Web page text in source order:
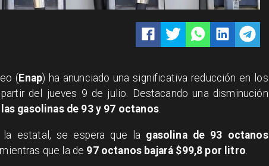
( Enap) ha anunciado una significativa reducción en los
del jueves 9 de julio. Destacando una disminución
gasolinas de 93 y 97 octanos.
estatal, se espera que la gasolina de 93 octanos
que la de 97 octanos bajará $99,8 por litro